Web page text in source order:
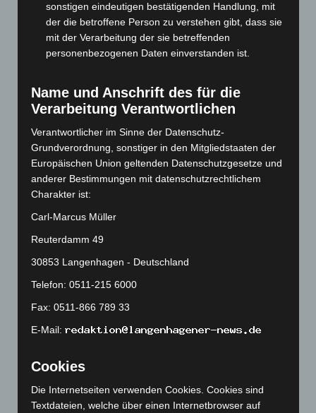
März 2024(103)
Februar 2024(103)
Dezember 2023(130)
November 2023 (130)
Oktober 2023(114)
September 2023(133)
August 2023(134)
Juli 2023(118)
Juni 2023(142)
Mai 2023(139)
November 2022
September 2022(205)
sonstigen eindeutigen bestätigenden Handlung, mit
der die betroffene Person zu verstehen gibt, dass sie
mit der Verarbeitung der sie betreffenden
personenbezogenen Daten einverstanden ist.
Name und Anschrift des für die
Verarbeitung Verantwortlichen
Verantwortlicher im Sinne der Datenschutz-
Grundverordnung, sonstiger in den Mitgliedstaaten der
Europäischen Union geltenden Datenschutzgesetze und
anderer Bestimmungen mit datenschutzrechtlichem
Charakter ist:
Carl-Marcus Müller
Reuterdamm 49
30853 Langenhagen - Deutschland
Telefon: 0511-215 6000
Fax: 0511-866 789 33
E-Mail:
Cookies
Die Internetseiten verwenden Cookies. Cookies sind
Textdateien, welche über einen Internetbrowser auf